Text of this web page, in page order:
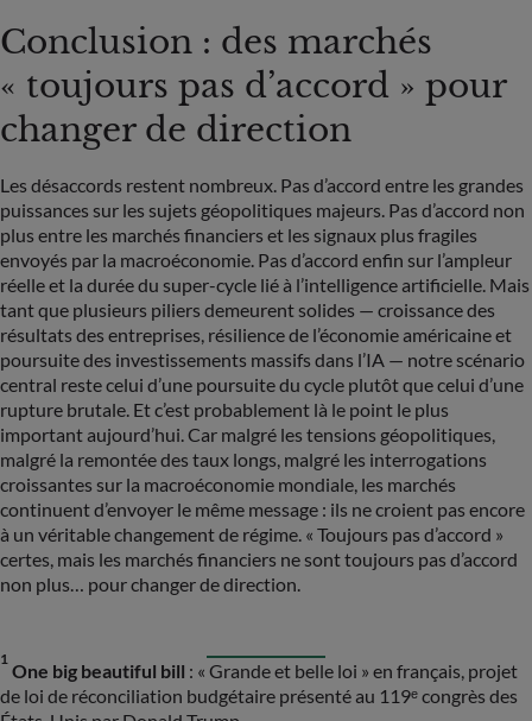
Conclusion : des marchés
« toujours pas d’accord » pour
changer de direction
Les désaccords restent nombreux. Pas d’accord entre les grandes
puissances sur les sujets géopolitiques majeurs. Pas d’accord non
plus entre les marchés financiers et les signaux plus fragiles
envoyés par la macroéconomie. Pas d’accord enfin sur l’ampleur
réelle et la durée du super-cycle lié à l’intelligence artificielle. Mais
tant que plusieurs piliers demeurent solides — croissance des
résultats des entreprises, résilience de l’économie américaine et
poursuite des investissements massifs dans l’IA — notre scénario
central reste celui d’une poursuite du cycle plutôt que celui d’une
rupture brutale. Et c’est probablement là le point le plus
important aujourd’hui. Car malgré les tensions géopolitiques,
malgré la remontée des taux longs, malgré les interrogations
croissantes sur la macroéconomie mondiale, les marchés
continuent d’envoyer le même message : ils ne croient pas encore
à un véritable changement de régime. « Toujours pas d’accord »
certes, mais les marchés financiers ne sont toujours pas d’accord
non plus… pour changer de direction.
1
One big beautiful bill : « Grande et belle loi » en français, projet
de loi de réconciliation budgétaire présenté au 119ᵉ congrès des